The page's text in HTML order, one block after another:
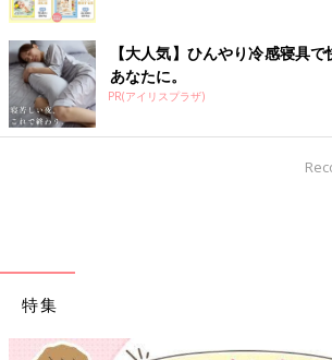
【大人気】ひんやり冷感寝具
あなたに。
PR(アイリスプラザ)
特集